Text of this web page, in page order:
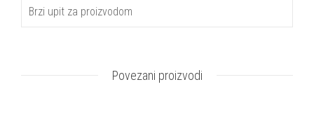
Brzi upit za proizvodom
Povezani proizvodi